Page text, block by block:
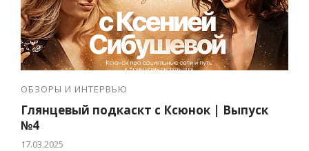
ОБЗОРЫ И ИНТЕРВЬЮ
Глянцевый подкаскт с Ксюнок | Выпуск
№4
17.03.2025